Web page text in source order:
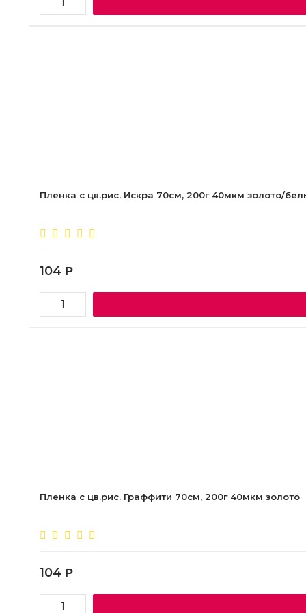
Пленка с цв.рис. Искра 70см, 200г 40мкм золото/
104 Р
Пленка с цв.рис. Граффити 70см, 200г 40мкм золото
104 Р